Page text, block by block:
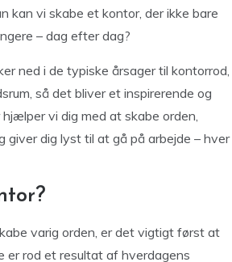
kan vi skabe et kontor, der ikke bare
– dag efter dag?
ned i de typiske årsager til kontorrod,
så det bliver et inspirerende og
vi dig med at skabe orden,
dig lyst til at gå på arbejde – hver
varig orden, er det vigtigt først at
er rod et resultat af hverdagens